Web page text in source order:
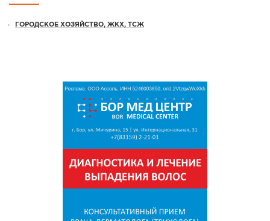
ГОРОДСКОЕ ХОЗЯЙСТВО, ЖКХ, ТСЖ